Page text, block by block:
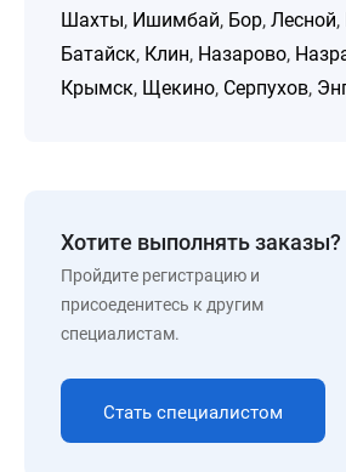
Шахты, Ишимбай, Бор, Лесной,
Батайск, Клин, Назарово,
Крымск, Щекино, Серпухов,
Хотите выполнять заказы?
Пройдите регистрацию и
присоеденитесь к другим
специалистам.
Стать специалистом